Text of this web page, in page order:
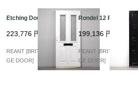
Etching Double Glass
223,776 円
REANT [BRITISH VINTA
GE DOOR]
Rondel 12 Panels
199,136 円
REANT [BRITISH VINTA
GE DOOR]